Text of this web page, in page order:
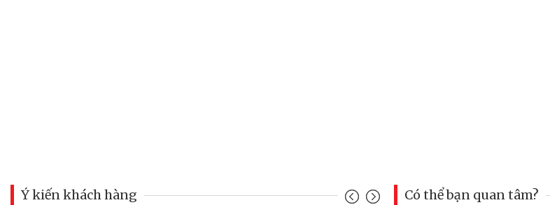
Ý kiến khách hàng Có thể bạn quan tâm?